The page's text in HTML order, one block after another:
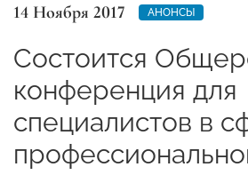
14 Ноября 2017 АНОНСЫ
Состоится
конференция для
специалистов в